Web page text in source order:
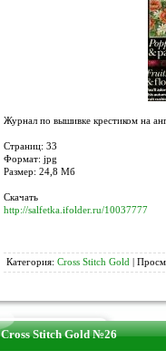
Журнал по вышивке крестиком на
Страниц: 33
Формат: jpg
Размер: 24,8 Мб
Скачать
http://salfetka.ifolder.ru/10037777
Категория: Cross Stitch Gold |
Cross Stitch Gold №26